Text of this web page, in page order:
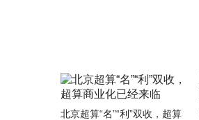
北京超算“名”“利”双收，超算